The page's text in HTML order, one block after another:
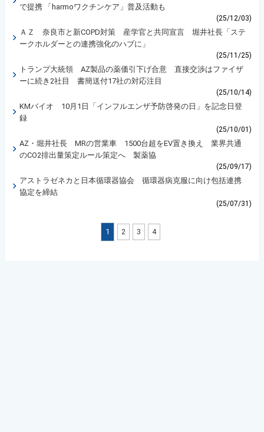
で提携 「harmoワクチンケア」普及活動も
(25/12/03)
ＡＺ 奈良市と新COPD対策 産学官と共同宣言 堀井社長「ステ
ークホルダーとの連携強化のハブに」
(25/11/25)
トランプ大統領 AZ製品の薬価引下げ合意 直接交渉はファイザ
ーに続き2社目 書簡送付17社の対応注目
(25/10/14)
KMバイオ 10月1日「インフルエンザ予防啓発の日」を記念日登
録
(25/10/01)
AZ・堀井社長 MRの営業車 1500台超をEV置き換え 業界共通
のCO2排出量策定ルール策定へ 製薬協
(25/09/17)
アストラゼネカと日本循環器協会 循環器病克服に向け包括連携
協定を締結
(25/07/31)
1 2 3 4